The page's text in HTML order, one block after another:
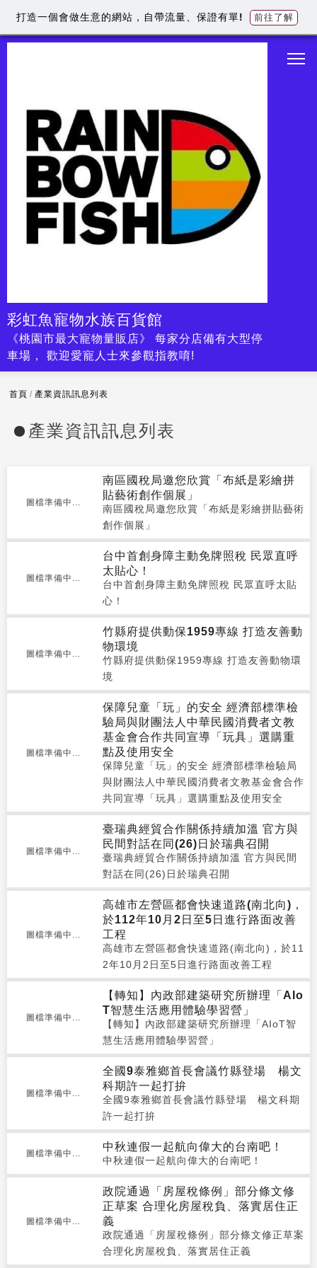
彩虹魚寵物水族百貨館
《桃園市最大寵物量販店》 每家分店備有大型停
車場， 歡迎愛寵人士來參觀指教唷!
首頁 / 產業資訊訊息列表
產業資訊訊息列表
圖檔準備中...
南區國稅局邀您欣賞「布紙是彩繪拼
貼藝術創作個展」
南區國稅局邀您欣賞「布紙是彩繪拼貼藝術
創作個展」
圖檔準備中...
台中首創身障主動免牌照稅 民眾直呼
太貼心！
台中首創身障主動免牌照稅 民眾直呼太貼
心！
圖檔準備中...
竹縣府提供動保1959專線 打造友善動
物環境
竹縣府提供動保1959專線 打造友善動物環
境
圖檔準備中...
保障兒童「玩」的安全 經濟部標準檢
驗局與財團法人中華民國消費者文教
基金會合作共同宣導「玩具」選購重
點及使用安全
保障兒童「玩」的安全 經濟部標準檢驗局
與財團法人中華民國消費者文教基金會合作
共同宣導「玩具」選購重點及使用安全
圖檔準備中...
臺瑞典經貿合作關係持續加溫 官方與
民間對話在同(26)日於瑞典召開
臺瑞典經貿合作關係持續加溫 官方與民間
對話在同(26)日於瑞典召開
圖檔準備中...
高雄市左營區都會快速道路(南北向)，
於112年10月2日至5日進行路面改善
工程
高雄市左營區都會快速道路(南北向)，於11
2年10月2日至5日進行路面改善工程
圖檔準備中...
【轉知】內政部建築研究所辦理「AIo
T智慧生活應用體驗學習營」
【轉知】內政部建築研究所辦理「AIoT智
慧生活應用體驗學習營」
圖檔準備中...
全國9泰雅鄉首長會議竹縣登場 楊文
科期許一起打拚
全國9泰雅鄉首長會議竹縣登場 楊文科期
許一起打拚
圖檔準備中...
中秋連假一起航向偉大的台南吧！
中秋連假一起航向偉大的台南吧！
圖檔準備中...
政院通過「房屋稅條例」部分條文修
正草案 合理化房屋稅負、落實居住正
義
政院通過「房屋稅條例」部分條文修正草案
合理化房屋稅負、落實居住正義
打造一個會做生意的網站，自帶流量、保證有單! 前往了解